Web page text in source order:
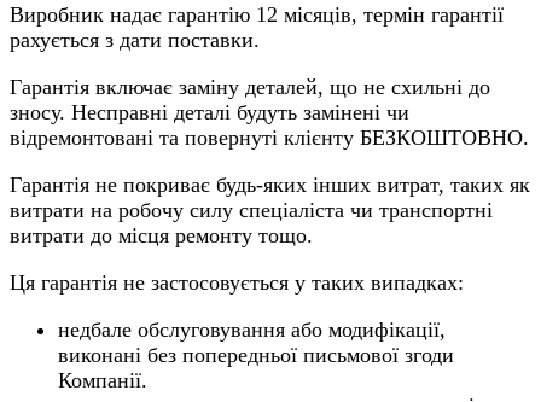
Виробник надає гарантію 12 місяців, термін гарантії
рахується з дати поставки.
Гарантія включає заміну деталей, що не схильні до
зносу. Несправні деталі будуть замінені чи
відремонтовані та повернуті клієнту БЕЗКОШТОВНО.
Гарантія не покриває будь-яких інших витрат, таких як
витрати на робочу силу спеціаліста чи транспортні
витрати до місця ремонту тощо.
Ця гарантія не застосовується у таких випадках:
недбале обслуговування або модифікації,
виконані без попередньої письмової згоди
Компанії.